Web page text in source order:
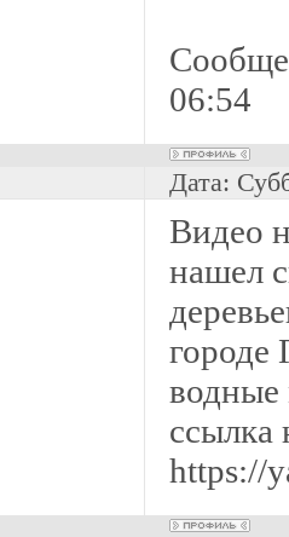
06:54
Дата:
Видео
нашел
водные
ссылка
https://